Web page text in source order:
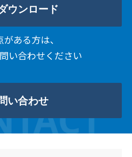
ウンロード
ある方は、
い合わせください
い合わせ